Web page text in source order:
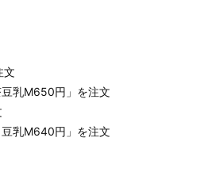
文
乳M650円」を注文
乳M640円」を注文